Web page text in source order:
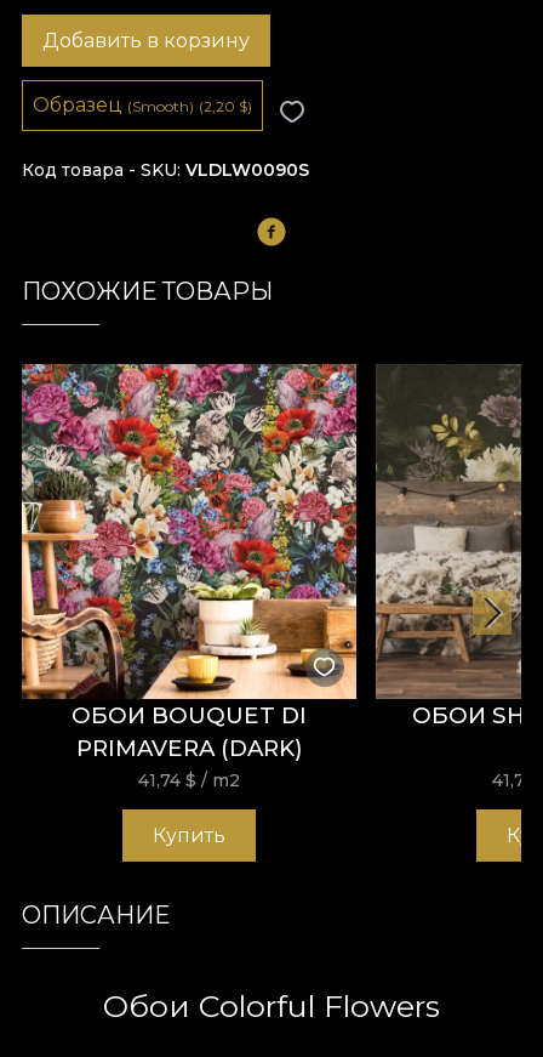
Код товара - SKU VLDLW0090S
Добавить в корзину
Образец (Smooth) (2,20 $)
ПОХОЖИЕ ТОВАРЫ
ОБОИ BOUQUET DI
PRIMAVERA (DARK)
41,74$ / m2
Купить
ОБОИ
41,74
ОПИСАНИЕ
Обои Colorful Flowers